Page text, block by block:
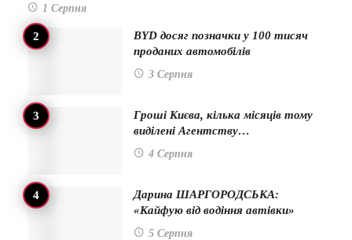
1 Серпня
BYD досяг позначки у 100 тисяч
проданих автомобілів
3 Серпня
Гроші Києва, кілька місяців тому
виділені Агентству…
4 Серпня
Дарина ШАРГОРОДСЬКА:
«Кайфую від водіння автівки»
5 Серпня